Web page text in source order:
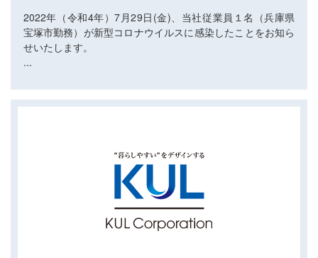
2022年（令和4年）7月29日(金)、当社従業員１名（兵庫県
宝塚市勤務）が新型コロナウイルスに感染したことをお知ら
せいたします。
...